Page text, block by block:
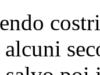
alcuni